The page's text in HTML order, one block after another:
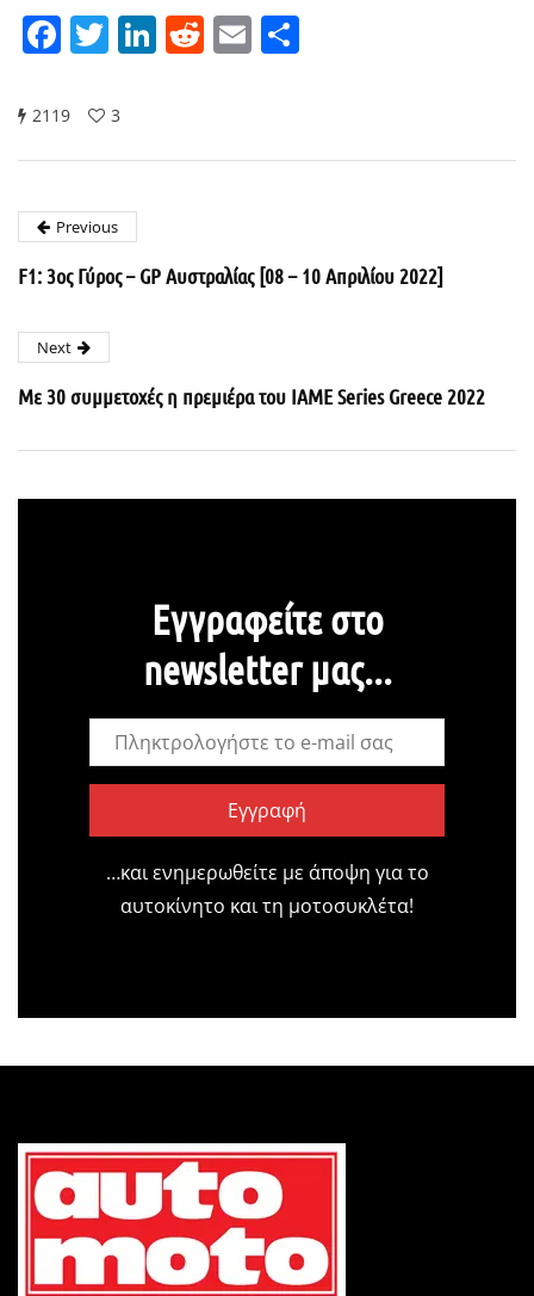
Facebook
Twitter
LinkedIn
Reddit
Email
2119 3
Previous
F1: 3ος Γύρος – GP Αυστραλίας [08 – 10 Απριλίου 2022]
Next
Με 30 συμμετοχές η πρεμιέρα του IAME Series Greece 2022
Εγγραφείτε στο
newsletter μας...
Εγγραφή
…και ενημερωθείτε με άποψη για το
αυτοκίνητο και τη μοτοσυκλέτα!